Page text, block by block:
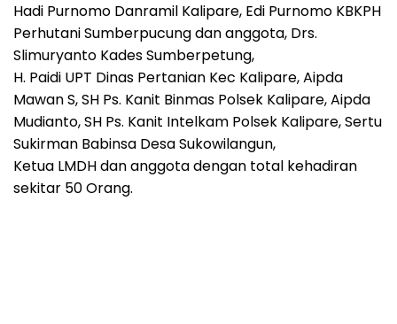
Hadi Purnomo Danramil Kalipare, Edi Purnomo KBKPH
Perhutani Sumberpucung dan anggota, Drs.
Slimuryanto Kades Sumberpetung,
H. Paidi UPT Dinas Pertanian Kec Kalipare, Aipda
Mawan S, SH Ps. Kanit Binmas Polsek Kalipare, Aipda
Mudianto, SH Ps. Kanit Intelkam Polsek Kalipare, Sertu
Sukirman Babinsa Desa Sukowilangun,
Ketua LMDH dan anggota dengan total kehadiran
sekitar 50 Orang.